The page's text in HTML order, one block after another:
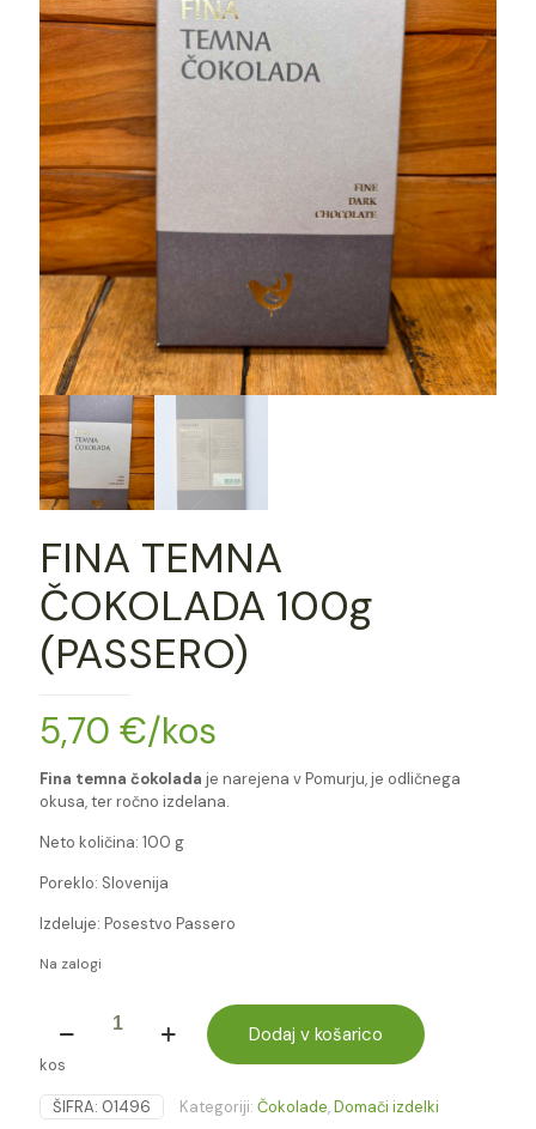
FINA TEMNA
ČOKOLADA 100g
(PASSERO)
5,70 €/kos
Fina temna čokolada je narejena v Pomurju, je odličnega
okusa, ter ročno izdelana.
Neto količina: 100 g
Poreklo: Slovenija
Izdeluje: Posestvo Passero
Na zalogi
100g
(PASSERO)
količina
kos
Dodaj v košarico
ŠIFRA: 01496 Kategoriji: Čokolade,Domači izdelki